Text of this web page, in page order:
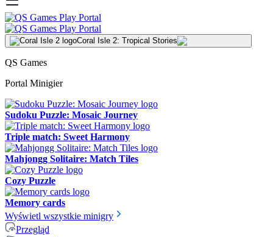
Coral Isle 2: Tropical Stories
QS Games
Portal Minigier
Sudoku Puzzle: Mosaic Journey
Triple match: Sweet Harmony
Mahjongg Solitaire: Match Tiles
Cozy Puzzle
Memory cards
Wyświetl wszystkie minigry
Przegląd